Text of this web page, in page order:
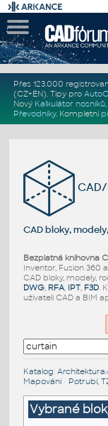
Přes 123.000
(CZ+EN). Tipy pro
Nový Kalkulátor nosníků,
Převodníky. Kompletní
CAD bloky,
Bezplatná knihovna
Inventor, Fusion 360
CAD bloky, modely,
DWG, RFA, IPT, F3D.
uživateli CAD a BIM
Katalog: Architektura/
Mapování• Potrubí,
Vybrané